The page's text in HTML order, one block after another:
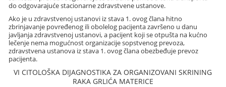
do odgovarajuće stacionarne zdravstvene ustanove.
Ako je u zdravstvenoj ustanovi iz stava 1. ovog člana hitno
zbrinjavanje povređenog ili obolelog pacijenta završeno u danu
javljanja zdravstvenoj ustanovi, a pacijent koji se otpušta na kućno
lečenje nema mogućnost organizacije sopstvenog prevoza,
zdravstvena ustanova iz stava 1. ovog člana obezbeđuje prevoz
pacijenta.
VI CITOLOŠKA DIJAGNOSTIKA ZA ORGANIZOVANI SKRINING
RAKA GRLIĆA MATERICE